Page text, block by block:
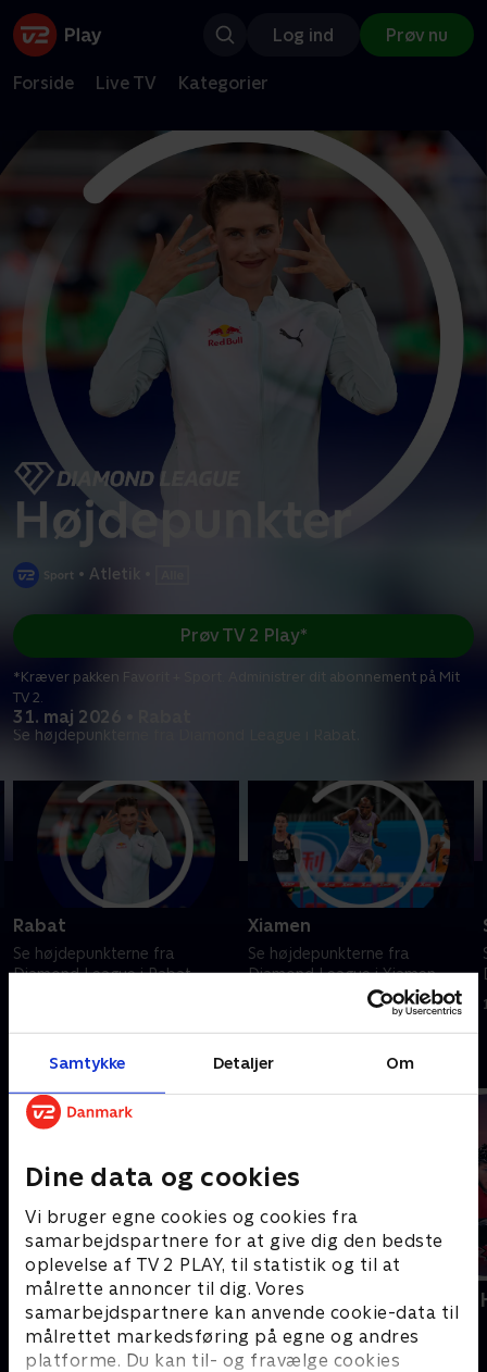
Samtykke Detaljer Om
Dine data og cookies
Vi bruger egne cookies og cookies fra
samarbejdspartnere for at give dig den bedste
oplevelse af TV 2 PLAY, til statistik og til at
målrette annoncer til dig. Vores
samarbejdspartnere kan anvende cookie-data til
målrettet markedsføring på egne og andres
platforme. Du kan til- og fravælge cookies
Log ind Prøv nu
Forside Live TV Kategorier
• Atletik
31. maj 2026 • Rabat
Se højdepunkterne fra Diamond League i Rabat.
Prøv TV 2 Play*
*Kræver pakken Favorit + Sport. Administrer dit abonnement på Mit
TV 2.
Rabat
Se højdepunkterne fra
Diamond League i Rabat.
Xiamen
Se højdepunkterne fra
Diamond League i Xiamen.
23. maj 2026 • 5 min
Andre så også
Diamond League
Atletik
Vinter-OL -
Sport